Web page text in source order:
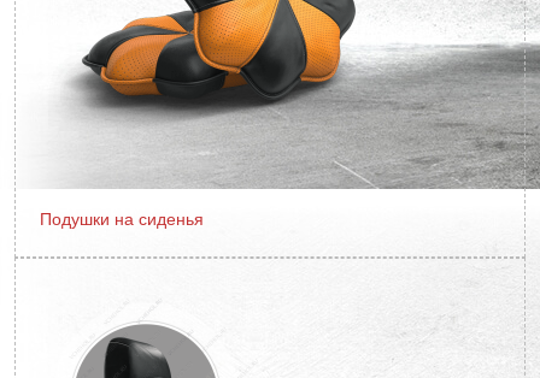
Подушки на сиденья